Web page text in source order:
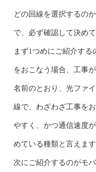
どの回線を選択するの
で、必ず確認して決めて
まず1つめにご紹介す
をおこなう場合、工事
名前のとおり、光ファ
線で、わざわざ工事を
やすく、かつ通信速度
めている種類と言えます
次にご紹介するのがモ